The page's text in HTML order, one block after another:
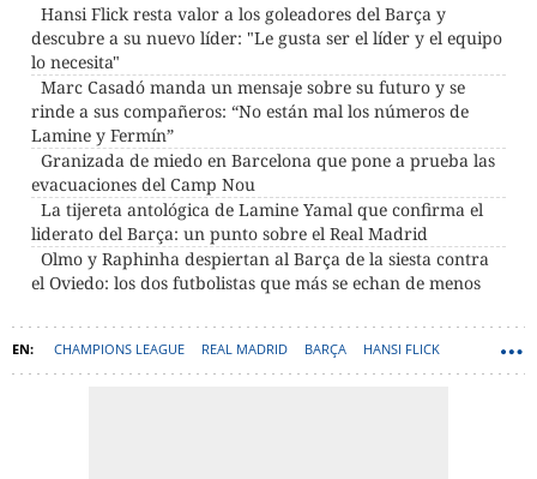
Hansi Flick resta valor a los goleadores del Barça y
descubre a su nuevo líder: "Le gusta ser el líder y el equipo
lo necesita"
Marc Casadó manda un mensaje sobre su futuro y se
rinde a sus compañeros: “No están mal los números de
Lamine y Fermín”
Granizada de miedo en Barcelona que pone a prueba las
evacuaciones del Camp Nou
La tijereta antológica de Lamine Yamal que confirma el
liderato del Barça: un punto sobre el Real Madrid
Olmo y Raphinha despiertan al Barça de la siesta contra
el Oviedo: los dos futbolistas que más se echan de menos
CHAMPIONS LEAGUE REAL MADRID BARÇA HANSI FLICK